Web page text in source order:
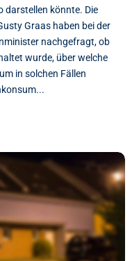
darstellen könnte. Die
Graas haben bei der
nachgefragt, ob
wurde, über welche
in solchen Fällen